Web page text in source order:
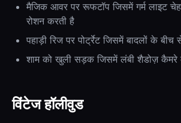
मैजिक आवर पर रूफटॉप जिसमें गर्म लाइट
रोशन करती है
पहाड़ी रिज पर पोर्ट्रेट जिसमें बादलों के
शाम को खुली सड़क जिसमें लंबी शैडोज़ कैमरे
विंटेज हॉलीवुड